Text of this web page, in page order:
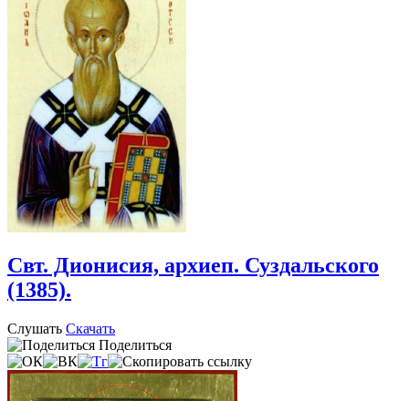
Свт. Дионисия, архиеп. Суздальского
(1385).
Слушать Скачать
Поделиться